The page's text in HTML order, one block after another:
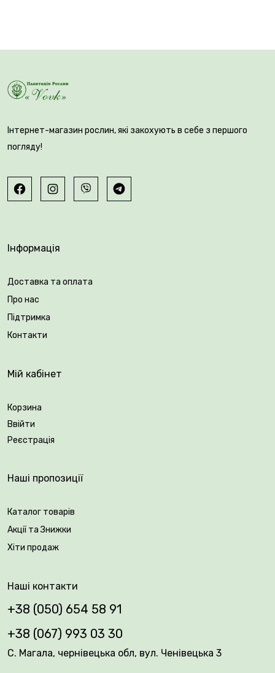
Інтернет-магазин рослин, які закохують в себе з першого
погляду!
Інформація
Доставка та оплата
Про нас
Підтримка
Контакти
Мій кабінет
Корзина
Ввійти
Реєстрація
Наші пропозиції
Каталог товарів
Акції та Знижки
Хіти продаж
Наші контакти
+38 (050) 654 58 91
+38 (067) 993 03 30
С. Магала, чернівецька обл, вул. Ченівецька 3